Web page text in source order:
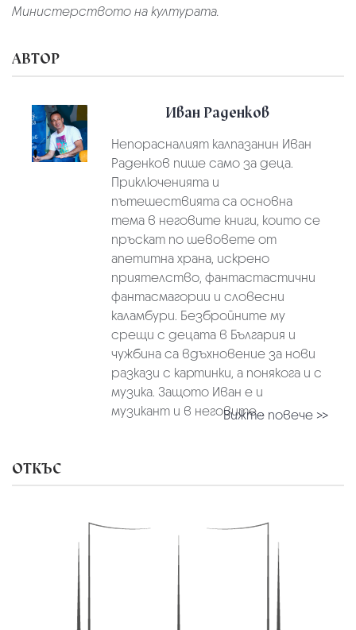
Министерството на културата.
АВТОР
Иван Раденков
Непорасналият калпазанин Иван
Раденков пише само за деца.
Приключенията и
пътешествията са основна
тема в неговите книги, които се
пръскат по шевовете от
апетитна храна, искрено
приятелство, фантастастични
фантасмагории и словесни
каламбури. Безбройните му
срещи с децата в България и
чужбина са вдъхновение за нови
разкази с картинки, а понякога и с
музика. Защотo Иван е и
музикант и в неговите...Вижте повече >>
ОТКЪС